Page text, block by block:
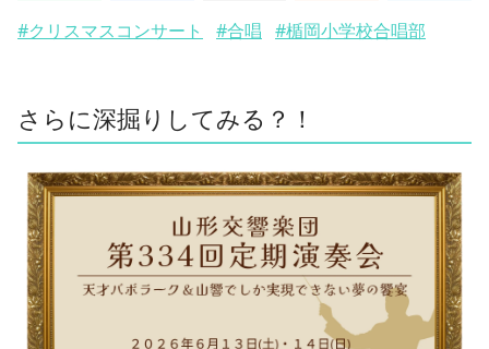
#クリスマスコンサート #合唱 #楯岡小学校合唱部
さらに深掘りしてみる？！